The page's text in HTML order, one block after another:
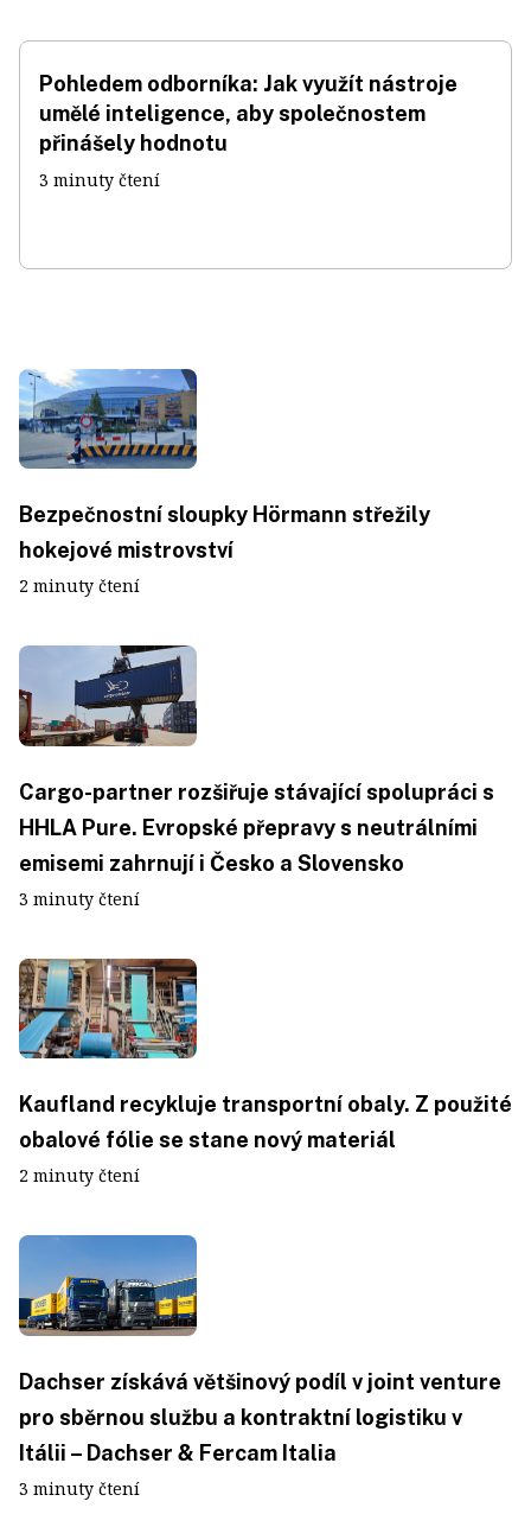
Pohledem odborníka: Jak využít nástroje
umělé inteligence, aby společnostem
přinášely hodnotu
3 minuty čtení
Bezpečnostní sloupky Hörmann střežily
hokejové mistrovství
2 minuty čtení
Cargo-partner rozšiřuje stávající spolupráci s
HHLA Pure. Evropské přepravy s neutrálními
emisemi zahrnují i Česko a Slovensko
3 minuty čtení
Kaufland recykluje transportní obaly. Z použité
obalové fólie se stane nový materiál
2 minuty čtení
Dachser získává většinový podíl v joint venture
pro sběrnou službu a kontraktní logistiku v
Itálii – Dachser & Fercam Italia
3 minuty čtení